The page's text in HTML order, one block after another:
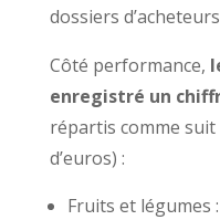
dossiers
Côté performance,
enregistré un
répartis comme
d’euros) :
Fruits et légumes